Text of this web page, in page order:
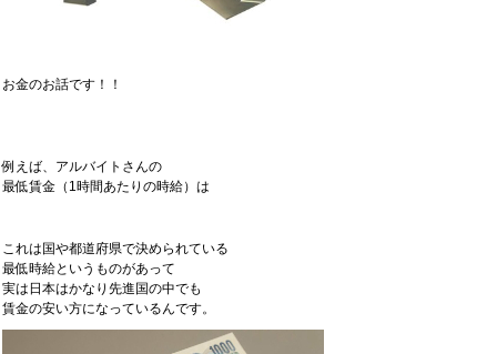
お金のお話です！！
例えば、アルバイトさんの
最低賃金（1時間あたりの時給）は
これは国や都道府県で決められている
最低時給というものがあって
実は日本はかなり先進国の中でも
賃金の安い方になっているんです。